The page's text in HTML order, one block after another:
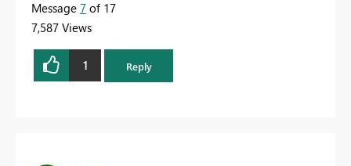
Message 7 of 17
7,587 Views
1 Reply